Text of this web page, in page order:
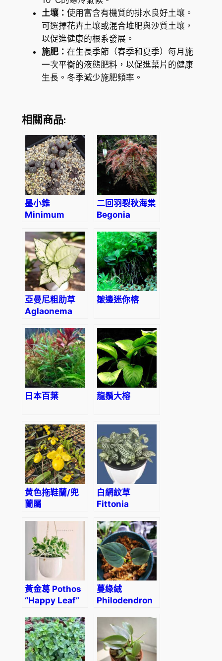
土壤： 使用富含有機質的排水良好土壤。
可選擇花卉土壤或混合堆肥與沙質土壤，
以促進健康的根系發展。
施肥： 在生長季節（春季和夏季）每月施
一次平衡的液態肥料，以促進葉片的健康
生長。冬季減少施肥頻率。
相關商品:
墨小錐
Minimum
二回羽裂秋海棠
Begonia
亞曼尼粗肋草
Aglaonema
‘Super White’
皺邊迷你榕
日本百葉 龍鬚大榕
黄色拖鞋蘭/兜
蘭屬
(Yellow)
白網紋草
Fittonia
黃金葛 Pothos
“Happy Leaf”
蔓綠絨
Philodendron